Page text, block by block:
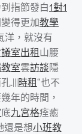
指節發白1對1
得更加教學
洋，就沒有
室出租山腰
室雲訪談隱
.|||時租“也不
年的時間，
底九宮格痊癒
還是想小班教